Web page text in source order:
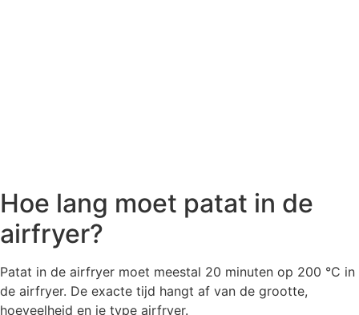
Hoe lang moet patat in de
airfryer?
Patat in de airfryer moet meestal 20 minuten op 200 °C in
de airfryer. De exacte tijd hangt af van de grootte,
hoeveelheid en je type airfryer.